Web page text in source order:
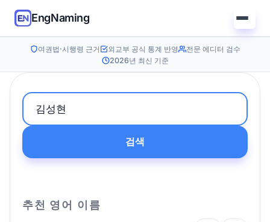
EngNaming
여권법·시행령 근거 외교부 공식 통계 반영
전문 에디터 검수
2026년 최신 기준
검색
추천 영어 이름